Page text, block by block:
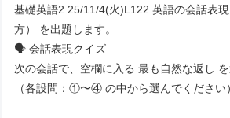
基礎英語2 25/11/4(火)L122 英語の会話表
方） を出題します。
🗣 会話表現クイズ
次の会話で、空欄に入る 最も自然な返し を
（各設問：①〜④ の中から選んでください